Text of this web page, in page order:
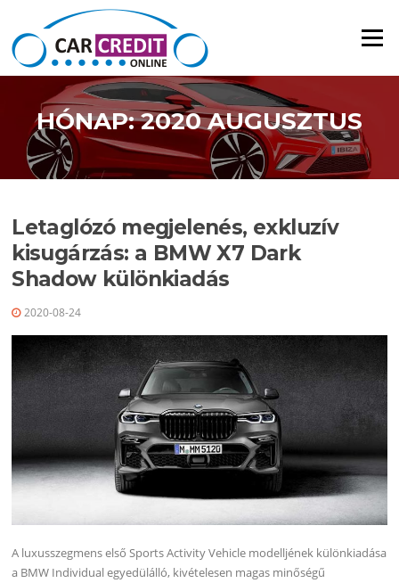
Ugrás a tartalomra
Menü
HÓNAP: 2020 AUGUSZTUS
Letaglózó megjelenés, exkluzív
kisugárzás: a BMW X7 Dark
Shadow különkiadás
2020-08-24
A luxusszegmens első Sports Activity Vehicle modelljének különkiadása
a BMW Individual egyedülálló, kivételesen magas minőségű